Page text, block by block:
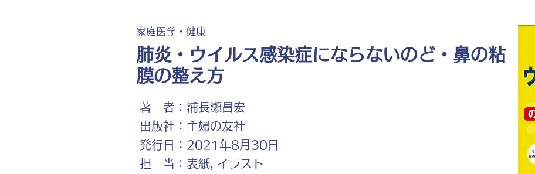
家庭医学・健康
肺炎・ウイルス感染症にならないのど・鼻の粘
膜の整え方
著 者：
出版社：
発行日：
担 当：
浦長瀬昌宏
主婦の友社
2021年8月30日
表紙, イラスト